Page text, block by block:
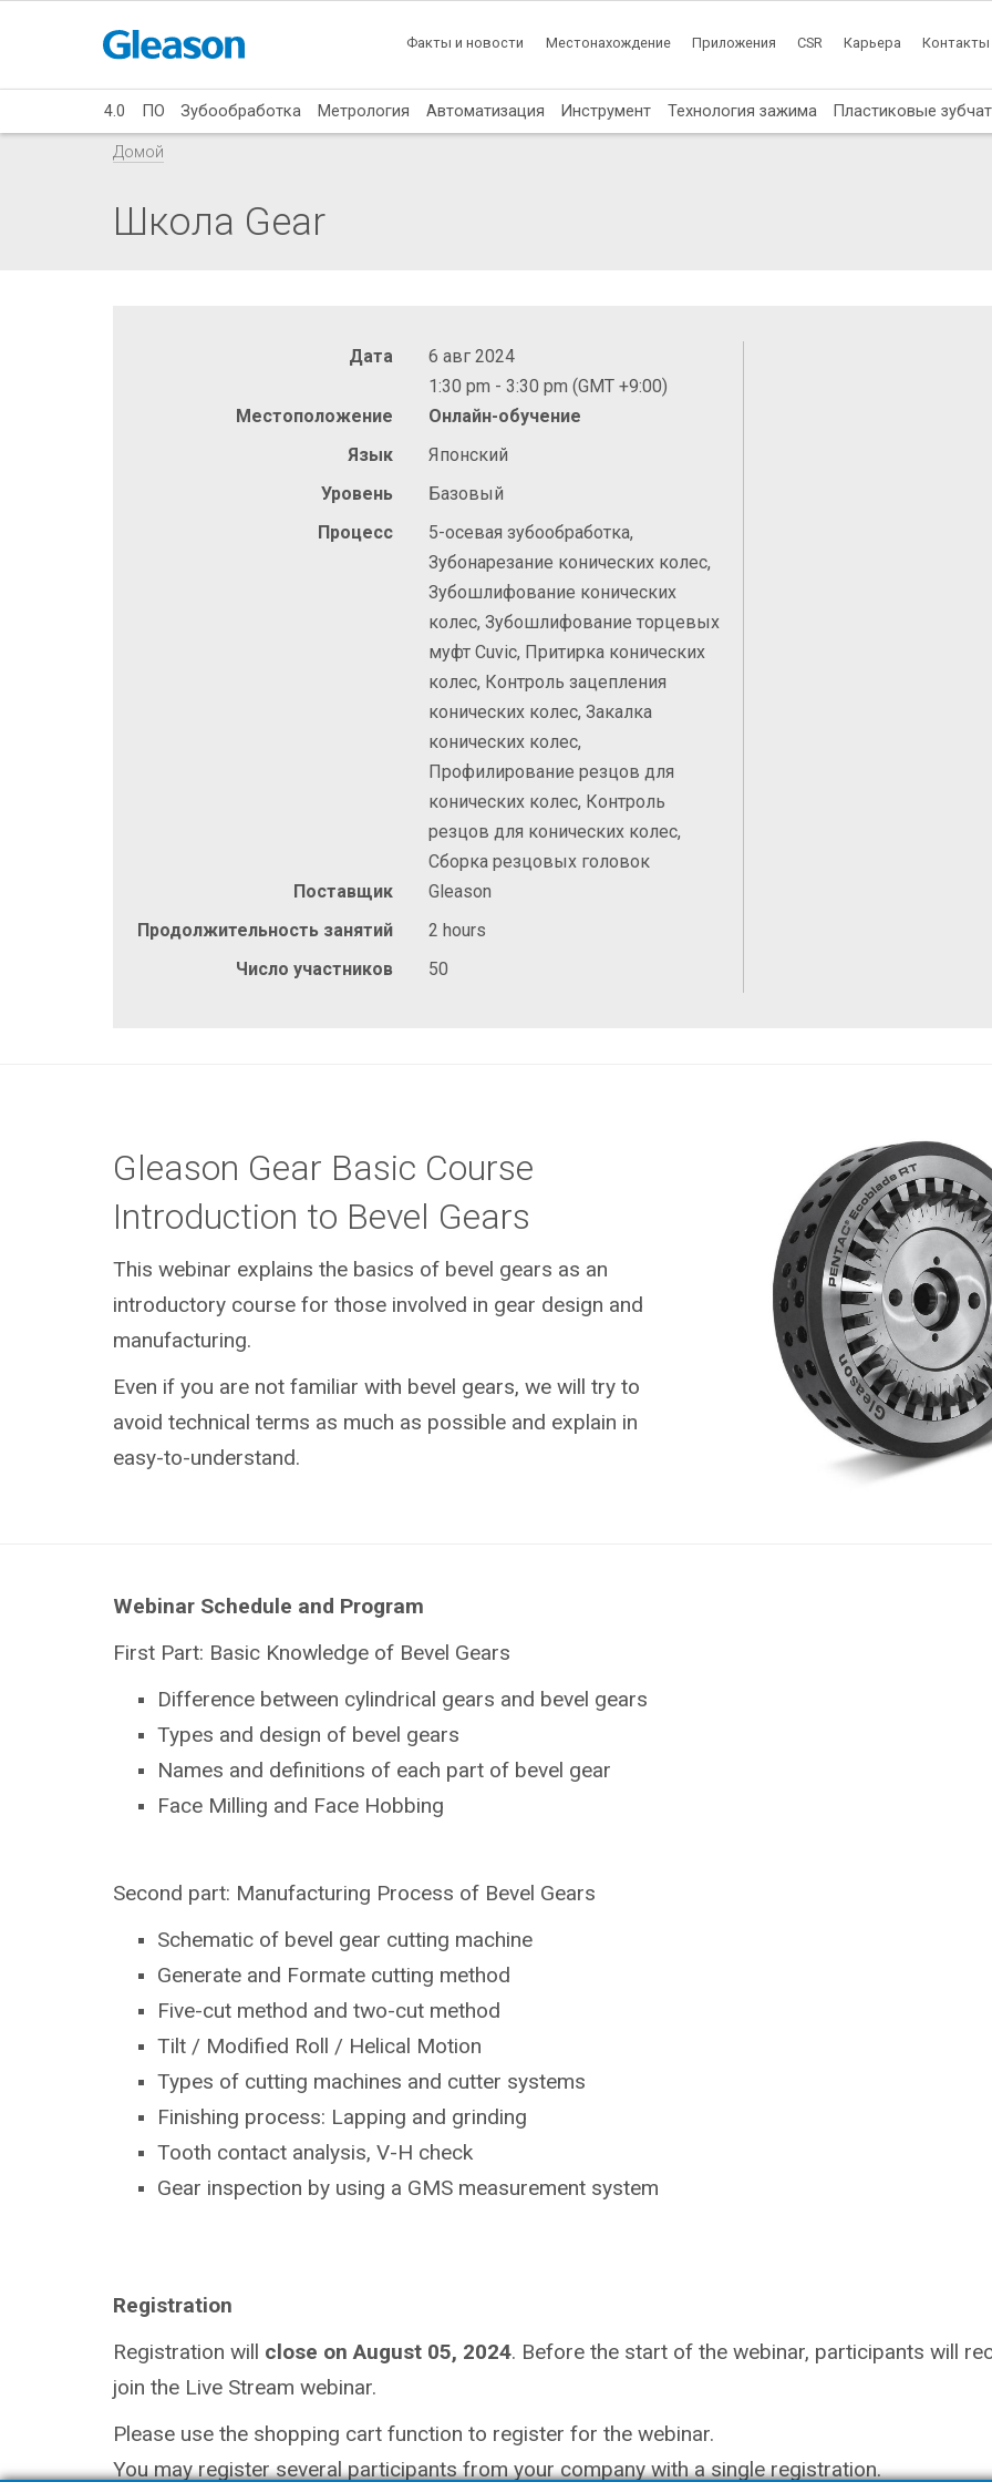
Факты и новости Местонахождение Приложения CSR Карьера Контакты
4.0 ПО Зубообработка Метрология Автоматизация Инструмент Технология зажима Пластиковые
Домой
Школа Gear
Дата
6 авг 2024
1:30 pm - 3:30 pm (GMT +9:00)
Местоположение
Онлайн-обучение
Язык
Японский
Уровень
Базовый
Процесс
5-осевая зубообработка,
Зубонарезание конических колес,
Зубошлифование конических
колес, Зубошлифование торцевых
муфт Cuvic, Притирка конических
колес, Контроль зацепления
конических колес, Закалка
конических колес,
Профилирование резцов для
конических колес, Контроль
резцов для конических колес,
Сборка резцовых головок
Поставщик
Gleason
Продолжительность занятий
2 hours
Число участников
50
Gleason Gear Basic Course
Introduction to Bevel Gears
This webinar explains the basics of bevel gears as an
introductory course for those involved in gear design and
manufacturing.
Even if you are not familiar with bevel gears, we will try to
avoid technical terms as much as possible and explain in
easy-to-understand.
Webinar Schedule and Program
First Part: Basic Knowledge of Bevel Gears
Difference between cylindrical gears and bevel gears
Types and design of bevel gears
Names and definitions of each part of bevel gear
Face Milling and Face Hobbing
Second part: Manufacturing Process of Bevel Gears
Schematic of bevel gear cutting machine
Generate and Formate cutting method
Five-cut method and two-cut method
Tilt / Modified Roll / Helical Motion
Types of cutting machines and cutter systems
Finishing process: Lapping and grinding
Tooth contact analysis, V-H check
Gear inspection by using a GMS measurement system
Registration
Registration will close on August 05, 2024. Before the start of the webinar, participants will
join the Live Stream webinar.
Please use the shopping cart function to register for the webinar.
You may register several participants from your company with a single registration.